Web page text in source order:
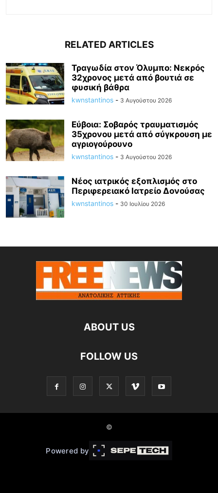
RELATED ARTICLES
Τραγωδία στον Όλυμπο: Νεκρός
32χρονος μετά από βουτιά σε
φυσική βάθρα
kwnstantinos - 3 Αυγούστου 2026
Εύβοια: Σοβαρός τραυματισμός
35χρονου μετά από σύγκρουση με
αγριογούρουνο
kwnstantinos - 3 Αυγούστου 2026
Νέος ιατρικός εξοπλισμός στο
Περιφερειακό Ιατρείο Δονούσας
kwnstantinos - 30 Ιουλίου 2026
ABOUT US
FOLLOW US
©
Powered by